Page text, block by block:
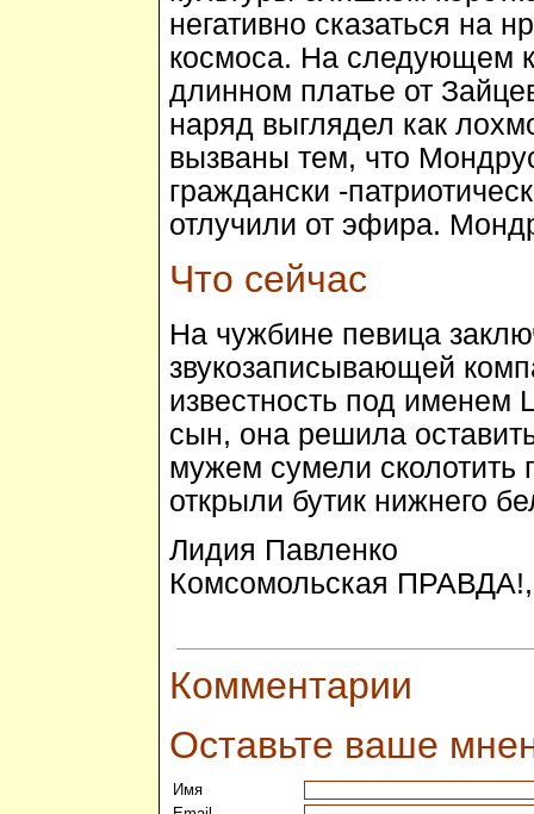
негативно сказаться на
космоса. На следующем
длинном платье от
наряд выглядел как
вызваны тем, что
граждански -
отлучили от эфира.
Что сейчас
На чужбине певица
звукозаписывающей
известность под именем
сын, она решила
мужем сумели сколотить
открыли бутик нижнего
Лидия Павленко
Комсомольская ПРАВДА!,
Комментарии
Оставьте ваше
Имя